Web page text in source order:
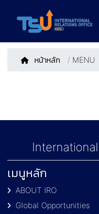
หน้าหลัก / MENU
เมนูหลัก
ABOUT IRO
Global Opportunities